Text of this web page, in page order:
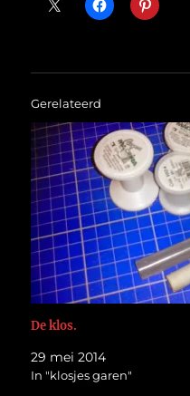
Gerelateerd
De klos.
29 mei 2014
In "klosjes garen"